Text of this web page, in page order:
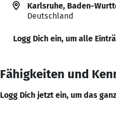
Karlsruhe, Baden-
Deutschland
Logg Dich ein, um alle
Fähigkeiten und
Logg Dich jetzt ein, um das